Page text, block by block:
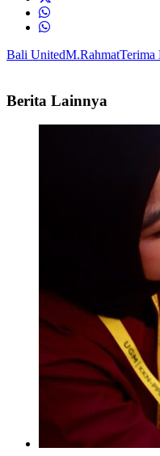
Bali UnitedM.RahmatTerima
Berita Lainnya